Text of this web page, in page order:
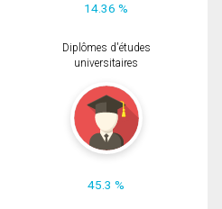
14.36 %
Diplômes d'études
universitaires
45.3 %